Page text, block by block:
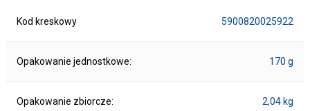
Kod kreskowy 5900820025922
Opakowanie jednostkowe: 170 g
Opakowanie zbiorcze: 2,04 kg